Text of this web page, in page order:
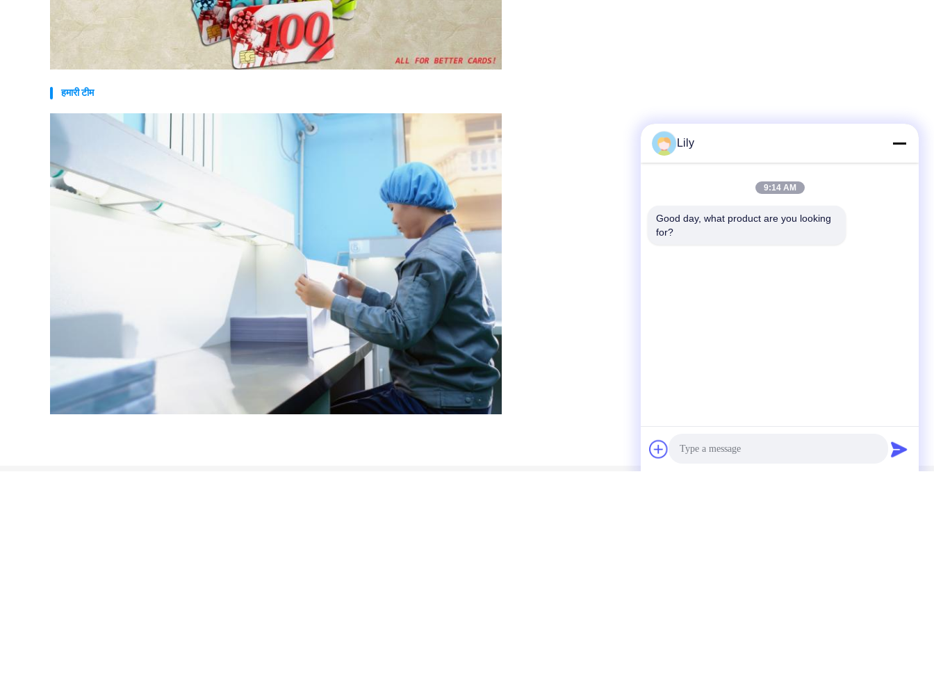
हमारी टीम
Lily
9:14 AM
Good day, what product are you looking
for?